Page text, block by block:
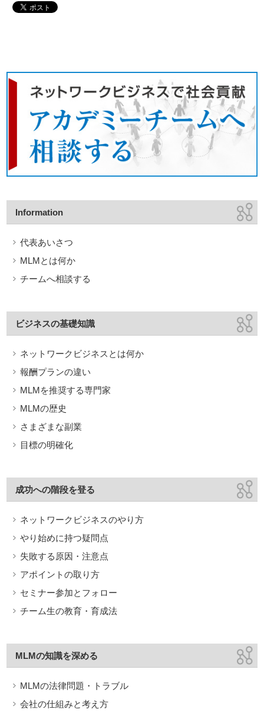
Information
代表あいさつ
MLMとは何か
チームへ相談する
ビジネスの基礎知識
ネットワークビジネスとは何か
報酬プランの違い
MLMを推奨する専門家
MLMの歴史
さまざまな副業
目標の明確化
成功への階段を登る
ネットワークビジネスのやり方
やり始めに持つ疑問点
失敗する原因・注意点
アポイントの取り方
セミナー参加とフォロー
チーム生の教育・育成法
MLMの知識を深める
MLMの法律問題・トラブル
会社の仕組みと考え方